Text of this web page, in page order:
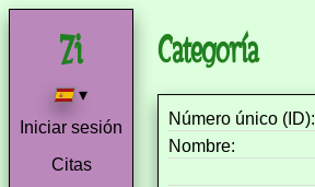
▾
Iniciar sesión
Citas
Categoría
Número único (ID):
Nombre: